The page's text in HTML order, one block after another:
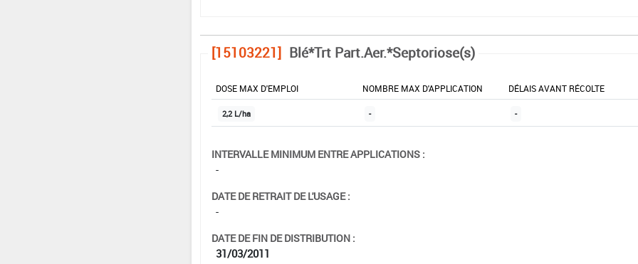
[15103221] Blé*Trt Part.Aer.*Septoriose(s)
DOSE MAX D'EMPLOI NOMBRE MAX D'APPLICATION DÉLAIS AVANT RÉCOLTE
2,2 L/ha - -
INTERVALLE MINIMUM ENTRE APPLICATIONS :
-
DATE DE RETRAIT DE L'USAGE :
-
DATE DE FIN DE DISTRIBUTION :
31/03/2011